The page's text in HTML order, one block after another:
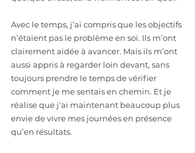
Avec le temps, j’ai compris que les objectifs
n’étaient pas le problème en soi. Ils m’ont
clairement aidée à avancer. Mais ils m’ont
aussi appris à regarder loin devant, sans
toujours prendre le temps de vérifier
comment je me sentais en chemin. Et je
réalise que j'ai maintenant beaucoup plus
envie de vivre mes journées en présence
qu’en résultats.